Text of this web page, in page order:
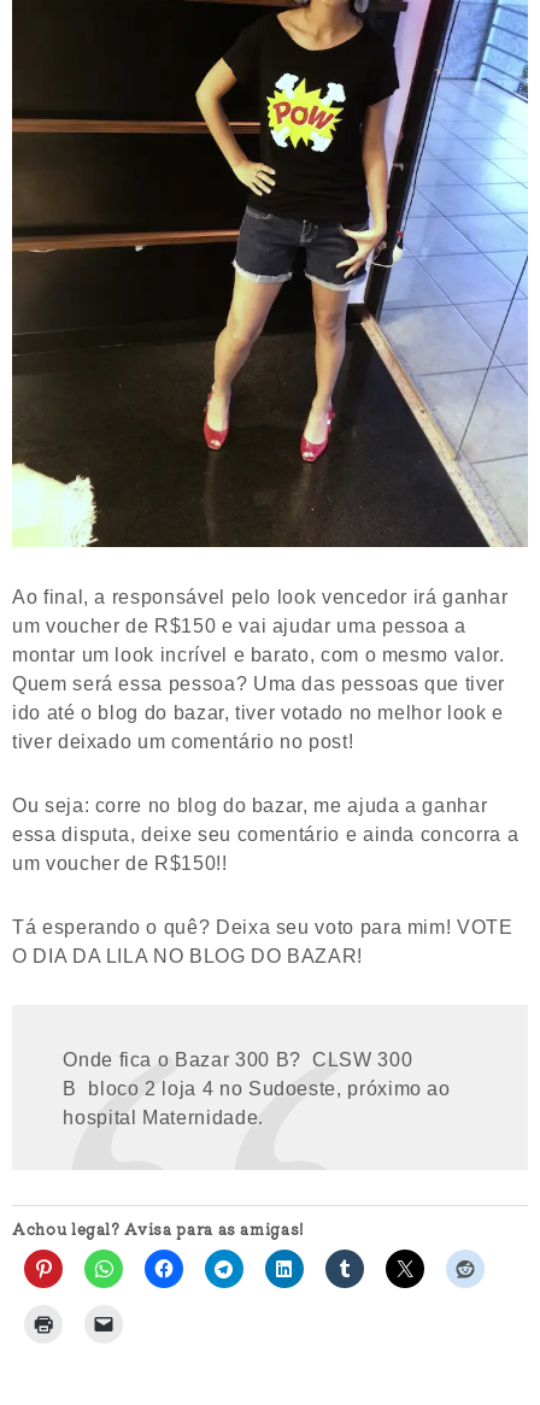
Ao final, a responsável pelo look vencedor irá ganhar
um voucher de R$150 e vai ajudar uma pessoa a
montar um look incrível e barato, com o mesmo valor.
Quem será essa pessoa? Uma das pessoas que tiver
ido até o blog do bazar, tiver votado no melhor look e
tiver deixado um comentário no post!
Ou seja: corre no blog do bazar, me ajuda a ganhar
essa disputa, deixe seu comentário e ainda concorra a
um voucher de R$150!!
Tá esperando o quê? Deixa seu voto para mim! VOTE
O DIA DA LILA NO BLOG DO BAZAR!
Onde fica o Bazar 300 B? CLSW 300
B bloco 2 loja 4 no Sudoeste, próximo ao
hospital Maternidade.
Achou legal? Avisa para as amigas!